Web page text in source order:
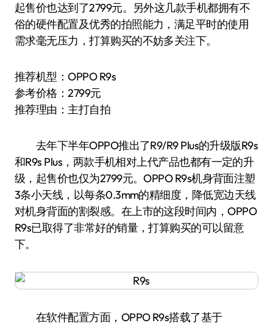
起售价也达到了2799元。另外这几款手机都拥有不
俗的硬件配置及优秀的拍照能力，满足平时的使用
需求毫无压力，打算购买的不妨多关注下。
推荐机型：OPPO R9s
参考价格：2799元
推荐理由：主打自拍
去年下半年OPPO推出了R9/R9 Plus的升级版R9s
和R9s Plus，两款手机相对上代产品也都有一定的升
级，起售价也仅为2799元。OPPO R9s机身背面注塑
3条小天线，以每条0.3mm的精细度，降低宽边天线
对机身背面的割裂感。在上市的这段时间内，OPPO
R9s已取得了非常好的销量，打算购买的可以留意
下。
在软件配置方面，OPPO R9s搭载了基于